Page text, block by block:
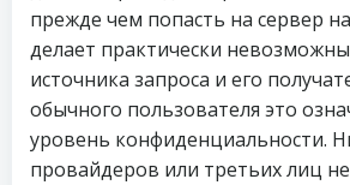
прежде чем попасть на сервер
делает практически
источника запроса и его
обычного пользователя это
уровень конфиденциальности.
провайдеров или третьих лиц